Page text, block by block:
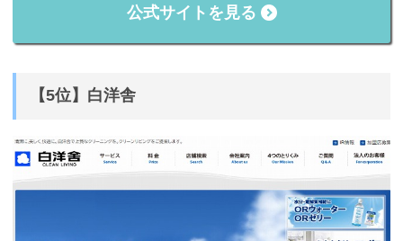
公式サイトを見る
【5位】白洋舎